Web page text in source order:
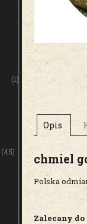
(1)
(45)
Opis
chmiel
Polska
Zalecany